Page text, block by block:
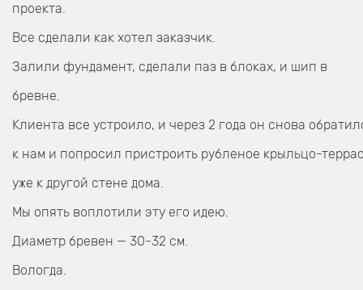
проекта.
Все сделали как хотел заказчик.
Залили фундамент, сделали паз в блоках, и шип в
бревне.
Клиента все устроило, и через 2 года он снова
к нам и попросил пристроить рубленое крыльцо-
уже к другой стене дома.
Мы опять воплотили эту его идею.
Диаметр бревен — 30-32 см.
Вологда.